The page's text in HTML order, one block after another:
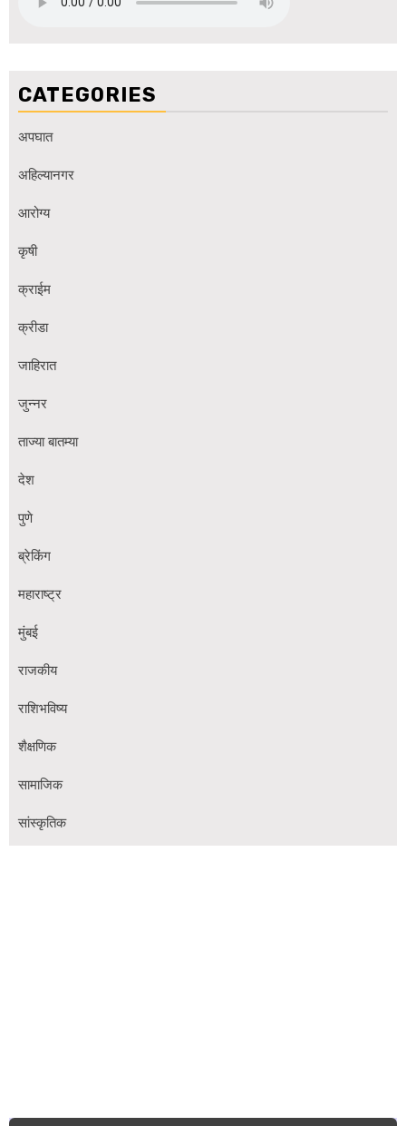
CATEGORIES
अपघात
अहिल्यानगर
आरोग्य
कृषी
क्राईम
क्रीडा
जाहिरात
जुन्नर
ताज्या बातम्या
देश
पुणे
ब्रेकिंग
महाराष्ट्र
मुंबई
राजकीय
राशिभविष्य
शैक्षणिक
सामाजिक
सांस्कृतिक